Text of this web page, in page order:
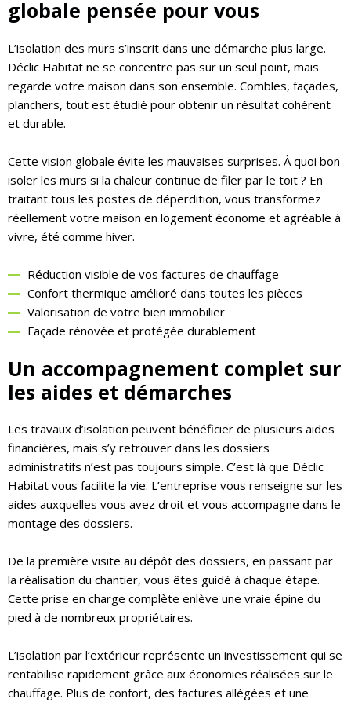
globale pensée pour vous
L’isolation des murs s’inscrit dans une démarche plus large.
Déclic Habitat ne se concentre pas sur un seul point, mais
regarde votre maison dans son ensemble. Combles, façades,
planchers, tout est étudié pour obtenir un résultat cohérent
et durable.
Cette vision globale évite les mauvaises surprises. À quoi bon
isoler les murs si la chaleur continue de filer par le toit ? En
traitant tous les postes de déperdition, vous transformez
réellement votre maison en logement économe et agréable à
vivre, été comme hiver.
Réduction visible de vos factures de chauffage
Confort thermique amélioré dans toutes les pièces
Valorisation de votre bien immobilier
Façade rénovée et protégée durablement
Un accompagnement complet sur
les aides et démarches
Les travaux d’isolation peuvent bénéficier de plusieurs aides
financières, mais s’y retrouver dans les dossiers
administratifs n’est pas toujours simple. C’est là que Déclic
Habitat vous facilite la vie. L’entreprise vous renseigne sur les
aides auxquelles vous avez droit et vous accompagne dans le
montage des dossiers.
De la première visite au dépôt des dossiers, en passant par
la réalisation du chantier, vous êtes guidé à chaque étape.
Cette prise en charge complète enlève une vraie épine du
pied à de nombreux propriétaires.
L’isolation par l’extérieur représente un investissement qui se
rentabilise rapidement grâce aux économies réalisées sur le
chauffage. Plus de confort, des factures allégées et une